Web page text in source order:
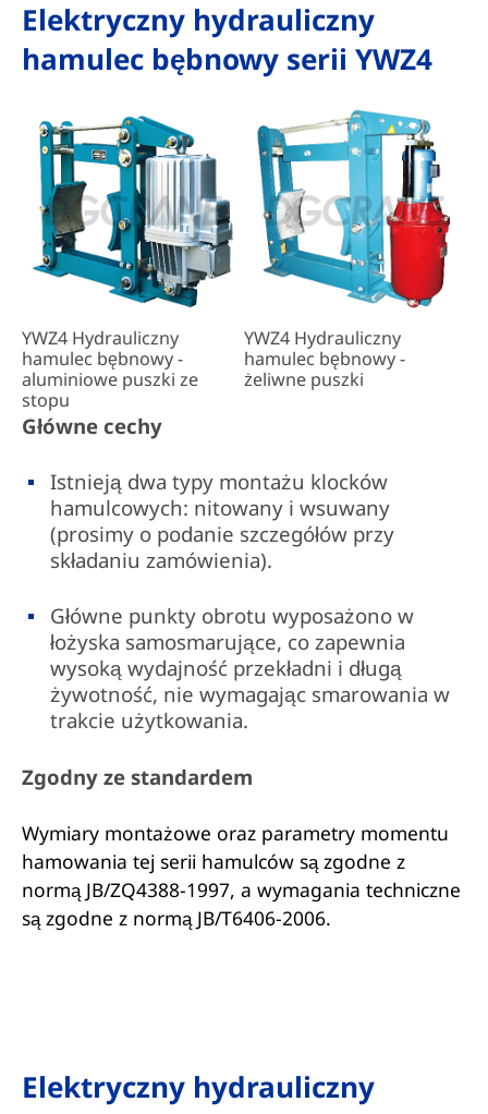
Elektryczny hydrauliczny
hamulec bębnowy serii YWZ4
YWZ4 Hydrauliczny
hamulec bębnowy -
aluminiowe puszki ze
stopu
YWZ4 Hydrauliczny
hamulec bębnowy -
żeliwne puszki
Główne cechy
Istnieją dwa typy montażu klocków
hamulcowych: nitowany i wsuwany
(prosimy o podanie szczegółów przy
składaniu zamówienia).
Główne punkty obrotu wyposażono w
łożyska samosmarujące, co zapewnia
wysoką wydajność przekładni i długą
żywotność, nie wymagając smarowania w
trakcie użytkowania.
Zgodny ze standardem
Wymiary montażowe oraz parametry momentu
hamowania tej serii hamulców są zgodne z
normą JB/ZQ4388-1997, a wymagania techniczne
są zgodne z normą JB/T6406-2006.
Elektryczny hydrauliczny